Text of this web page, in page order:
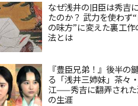
なぜ浅井の旧臣は秀吉
たのか？ 武力を使わず
の味方”に変えた裏工作
法とは
『豊臣兄弟！』後半の
る「浅井三姉妹」茶々
江——秀吉に翻弄され
の生涯